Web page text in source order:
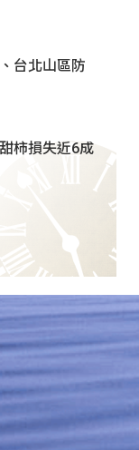
台北山區防
柿損失近6成